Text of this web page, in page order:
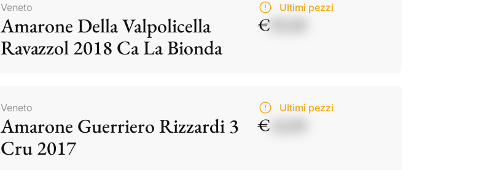
Veneto
Amarone Della Valpolicella
Ravazzol 2018 Ca La Bionda
Ultimi pezzi
€
Veneto
Amarone Guerriero Rizzardi 3
Cru 2017
Ultimi pezzi
€